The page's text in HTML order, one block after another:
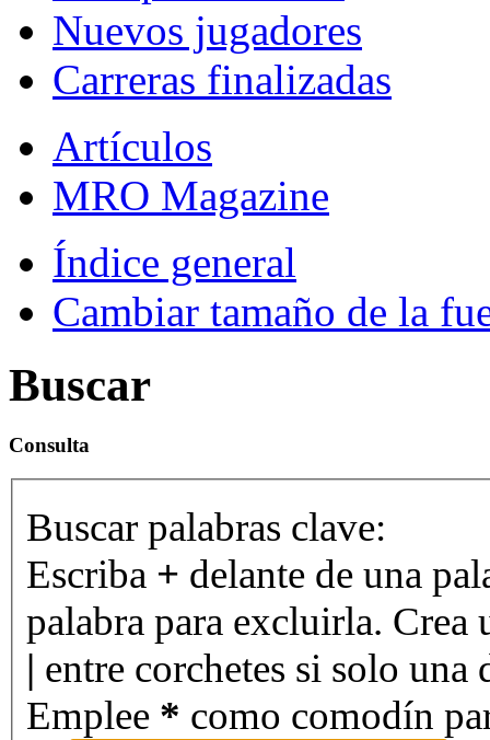
Nuevos jugadores
Carreras finalizadas
Artículos
MRO Magazine
Índice general
Cambiar tamaño de la
Buscar
Consulta
Buscar palabras clave:
Escriba + delante de una
palabra para excluirla. Crea
| entre corchetes si solo una
Emplee * como comodín